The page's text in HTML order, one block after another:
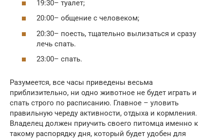
19:30– туалет;
20:00– общение с человеком;
20:30– поесть, тщательно вылизаться и сразу
лечь спать.
23:00– спать.
Разумеется, все часы приведены весьма
приблизительно, ни одно животное не будет играть и
спать строго по расписанию. Главное – уловить
правильную череду активности, отдыха и кормления.
Владелец должен приучить своего питомца именно к
такому распорядку дня, который будет удобен для